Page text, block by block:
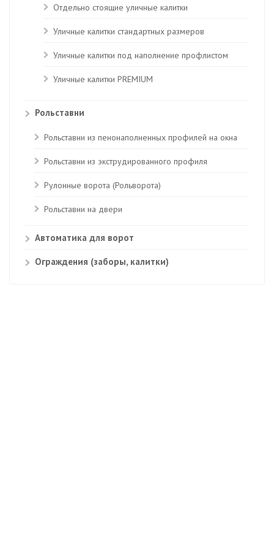
Отдельно стоящие уличные калитки
Уличные калитки стандартных размеров
Уличные калитки под наполнение профлистом
Уличные калитки PREMIUM
Рольставни
Рольставни из пенонаполненных профилей на окна
Рольставни из экструдированного профиля
Рулонные ворота (Рольворота)
Рольставни на двери
Автоматика для ворот
Ограждения (заборы, калитки)